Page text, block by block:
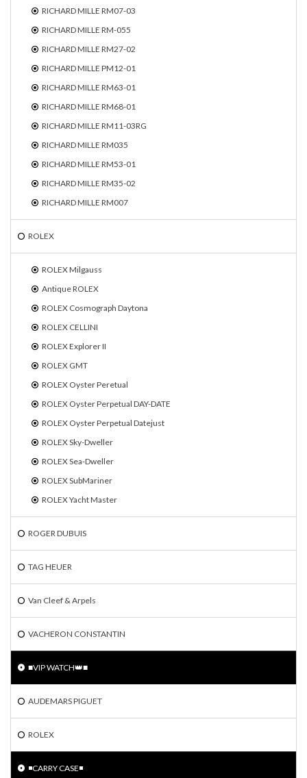
RICHARD MILLE RM07-03
RICHARD MILLE RM-055
RICHARD MILLE RM27-02
RICHARD MILLE PM12-01
RICHARD MILLE RM63-01
RICHARD MILLE RM68-01
RICHARD MILLE RM11-03RG
RICHARD MILLE RM035
RICHARD MILLE RM53-01
RICHARD MILLE RM35-02
RICHARD MILLE RM007
ROLEX
ROLEX Milgauss
Antique ROLEX
ROLEX Cosmograph Daytona
ROLEX CELLINI
ROLEX Explorer II
ROLEX GMT
ROLEX Oyster Peretual
ROLEX Oyster Perpetual DAY-DATE
ROLEX Oyster Perpetual Datejust
ROLEX Sky-Dweller
ROLEX Sea-Dweller
ROLEX SubMariner
ROLEX Yacht Master
ROGER DUBUIS
TAG HEUER
Van Cleef & Arpels
VACHERON CONSTANTIN
■VIP WATCH👑■
AUDEMARS PIGUET
ROLEX
◾️CARRY CASE◾️